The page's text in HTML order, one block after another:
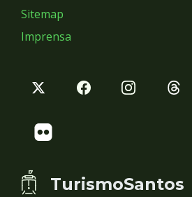
Sitemap
Imprensa
TurismoSantos